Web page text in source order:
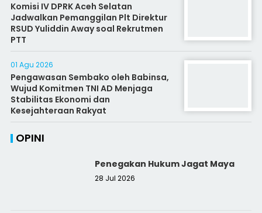
Komisi IV DPRK Aceh Selatan
Jadwalkan Pemanggilan Plt Direktur
RSUD Yuliddin Away soal Rekrutmen
PTT
01 Agu 2026
Pengawasan Sembako oleh Babinsa,
Wujud Komitmen TNI AD Menjaga
Stabilitas Ekonomi dan
Kesejahteraan Rakyat
OPINI
Penegakan Hukum Jagat Maya
28 Jul 2026